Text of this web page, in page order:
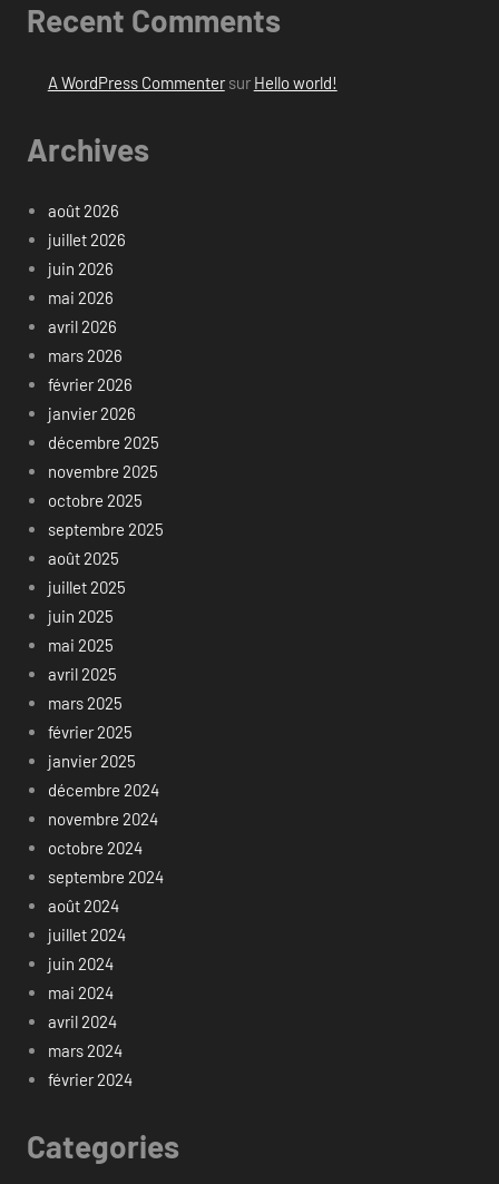
Recent Comments
A WordPress Commentersur Hello world!
Archives
août 2026
juillet 2026
juin 2026
mai 2026
avril 2026
mars 2026
février 2026
janvier 2026
décembre 2025
novembre 2025
octobre 2025
septembre 2025
août 2025
juillet 2025
juin 2025
mai 2025
avril 2025
mars 2025
février 2025
janvier 2025
décembre 2024
novembre 2024
octobre 2024
septembre 2024
août 2024
juillet 2024
juin 2024
mai 2024
avril 2024
mars 2024
février 2024
Categories